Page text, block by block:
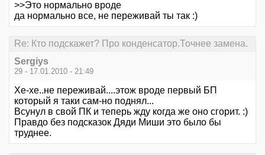
>>Это нормально вроде
да нормально все, не переживай ты так :)
Re: Кто подскажет? Про конденсатор.Точнее замена.
Sergiys
29 - 17.01.2010 - 21:49
Хе-хе..не переживай....этож вроде первый БП
который я таки сам-но поднял...
Всунул в свой ПК и теперь жду когда же оно сгорит. :)
Правдо без подсказок Дяди Миши это было бы
труднее.